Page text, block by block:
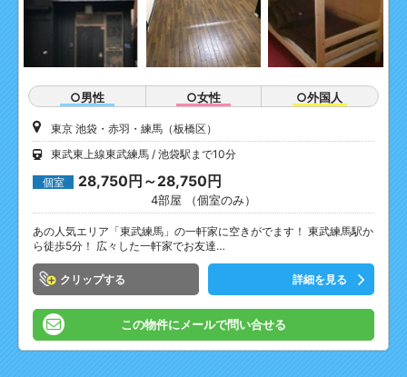
○男性 ○女性 ○外国人
東京 池袋・赤羽・練馬（板橋区）
東武東上線東武練馬
池袋駅まで10分
個室 28,750円～28,750円
4部屋 （個室のみ）
あの人気エリア「東武練馬」の一軒家に空きがでます！ 東武練馬駅か
ら徒歩5分！ 広々した一軒家でお友達…
クリップ 詳細を見る
この物件にメールで問い合せる